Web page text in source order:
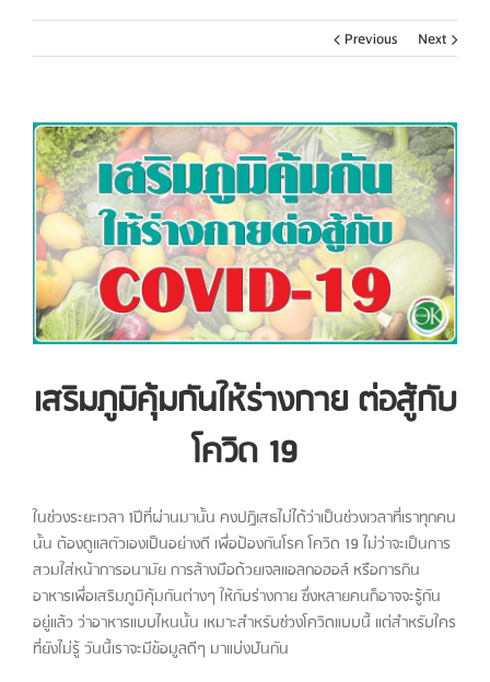
Previous Next
View
Larger
Image
เสริมภูมิคุ้มกันให้ร่างกาย ต่อสู้กับ
โควิด 19
ในช่วงระยะเวลา 1ปีที่ผ่านมานั้น คงปฏิเสธไม่ได้ว่าเป็นช่วงเวลาที่เราทุกคน
นั้น ต้องดูแลตัวเองเป็นอย่างดี เพื่อป้องกันโรค โควิด 19 ไม่ว่าจะเป็นการ
สวมใส่หน้าการอนามัย การล้างมือด้วยเจลเเอลกอฮอล์ หรือการกิน
อาหารเพื่อเสริมภูมิคุ้มกันต่างๆ ให้กับร่างกาย ซึ่งหลายคนก็อาจจะรู้กัน
อยู่แล้ว ว่าอาหารเเบบไหนนั้น เหมาะสำหรับช่วงโควิดแบบนี้ แต่สำหรับใคร
ที่ยังไม่รู้ วันนี้เราจะมีข้อมูลดีๆ มาแบ่งปันกัน